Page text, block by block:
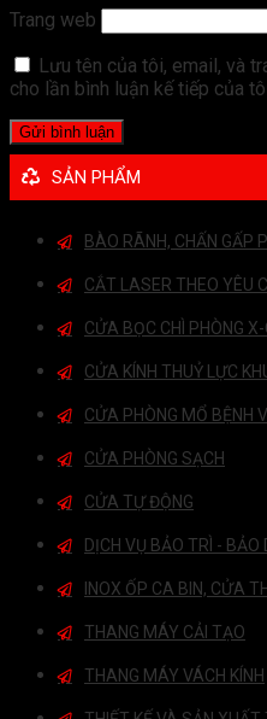
Trang web
Lưu tên của tôi, email, và
cho lần bình luận kế tiếp của
SẢN PHẨM
BÀO RÃNH, CHẤN GẤP
CẮT LASER THEO YÊU
CỬA BỌC CHÌ PHÒNG
CỬA KÍNH THUỶ LỰC
CỬA PHÒNG MỔ BỆNH
CỬA PHÒNG SẠCH
CỬA TỰ ĐỘNG
DỊCH VỤ BẢO TRÌ -
INOX ỐP CA BIN, CỬA
THANG MÁY CẢI TẠO
THANG MÁY VÁCH KÍNH